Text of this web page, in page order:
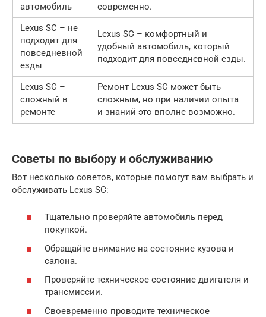
автомобиль
современно.
Lexus SC – не
подходит для
повседневной
езды
Lexus SC – комфортный и
удобный автомобиль, который
подходит для повседневной езды.
Lexus SC –
сложный в
ремонте
Ремонт Lexus SC может быть
сложным, но при наличии опыта
и знаний это вполне возможно.
Советы по выбору и обслуживанию
Вот несколько советов, которые помогут вам выбрать и
обслуживать Lexus SC:
Тщательно проверяйте автомобиль перед
покупкой.
Обращайте внимание на состояние кузова и
салона.
Проверяйте техническое состояние двигателя и
трансмиссии.
Своевременно проводите техническое